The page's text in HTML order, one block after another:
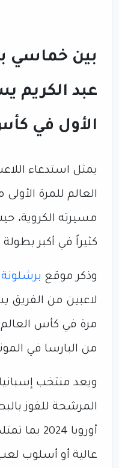
بين خماسي
عبد الكريم
الأول في
يمثل استدعاء
العالم للمرة
مسيرته الكروية،
كثيراً في أكبر بطولة
وذكر موقع برشلونة
لاعبين من الفريق
مرة في كأس
من البارسا في
ويعد منتخب
المرشحة للفوز
أوروبا
عالية أو أسلوب